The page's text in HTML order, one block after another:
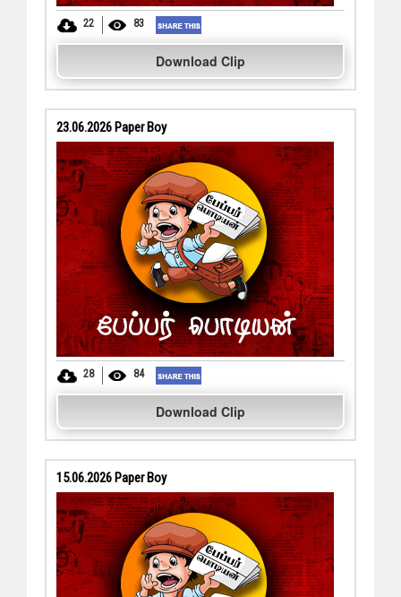
22 83
Download Clip
23.06.2026 Paper Boy
28 84
Download Clip
15.06.2026 Paper Boy